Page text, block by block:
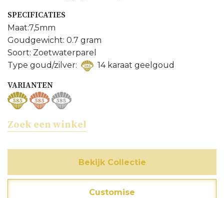
Meer Oorsieraden bekijken
Meer Zoetwaterparel sieraden bekijken
SPECIFICATIES
Maat:7,5mm
Goudgewicht: 0.7 gram
Soort: Zoetwaterparel
Type goud/zilver:
14 karaat geelgoud
VARIANTEN
Zoek een winkel
Bekijk Collectie
Customise